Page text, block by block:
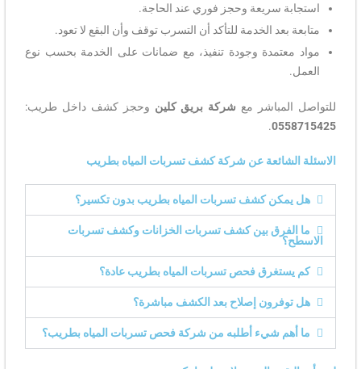
استجابة سريعة وحجز فوري عند الحاجة.
متابعة بعد الخدمة للتأكد أن التسرب توقف وأن البقع لا تعود.
مواد معتمدة وجودة تنفيذ، مع ضمانات على الخدمة بحسب نوع
العمل.
للتواصل المباشر مع شركة بريق كلين وحجز كشف داخل طريب:
0558715425
.
الاسئلة الشائعة عن شركة كشف تسربات المياه بطريب
هل يمكن كشف تسربات المياه بطريب بدون تكسير؟
ما الفرق بين كشف تسربات الخزانات وكشف تسربات
الاسطح؟
كم يستغرق فحص تسربات المياه بطريب عادة؟
هل توفرون إصلاح بعد الكشف مباشرة؟
ما أهم شيء أطلبه من شركة فحص تسربات المياه بطريب؟